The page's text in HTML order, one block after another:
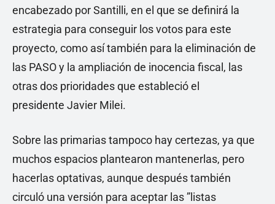
encabezado por Santilli, en el que se definirá la
estrategia para conseguir los votos para este
proyecto, como así también para la eliminación de
las PASO y la ampliación de inocencia fiscal, las
otras dos prioridades que estableció el
presidente Javier Milei.
Sobre las primarias tampoco hay certezas, ya que
muchos espacios plantearon mantenerlas, pero
hacerlas optativas, aunque después también
circuló una versión para aceptar las ”listas